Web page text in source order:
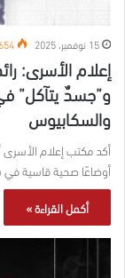
15 نوفمبر، 2025
و”جسدٌ يتآكل”
والسكابيوس
أوضاعًا صحية قاسية
أكمل القراءة »